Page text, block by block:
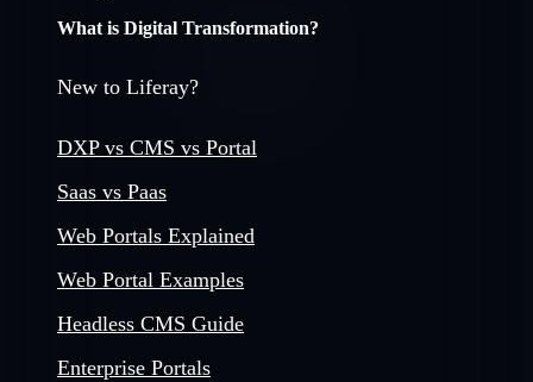
What is Digital Transformation?
New to Liferay?
DXP vs CMS vs Portal
Saas vs Paas
Web Portals Explained
Web Portal Examples
Headless CMS Guide
Enterprise Portals